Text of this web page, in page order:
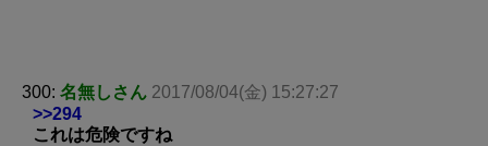
300: 名無しさん 2017/08/04(金) 15:27:27
>>294
これは危険ですね